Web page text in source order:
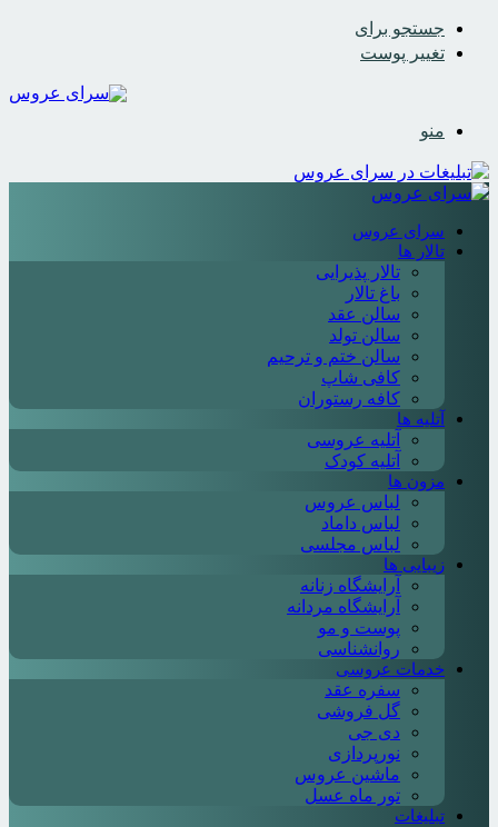
جستجو برای
تغییر پوست
منو
سرای عروس
تالار ها
تالار پذیرایی
باغ تالار
سالن عقد
سالن تولد
سالن ختم و ترحیم
کافی شاپ
کافه رستوران
آتلیه ها
آتلیه عروسی
آتلیه کودک
مزون ها
لباس عروس
لباس داماد
لباس مجلسی
زیبایی ها
آرایشگاه زنانه
آرایشگاه مردانه
پوست و مو
روانشناسی
خدمات عروسی
سفره عقد
گل فروشی
دی جی
نورپردازی
ماشین عروس
تور ماه عسل
تبلیغات